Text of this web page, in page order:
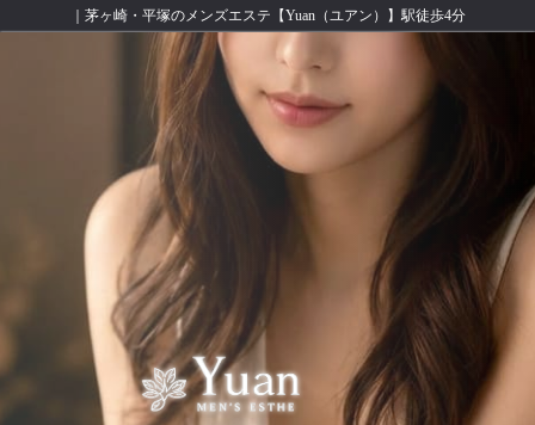
｜茅ヶ崎・平塚のメンズエステ【Yuan（ユアン）】駅徒歩4分